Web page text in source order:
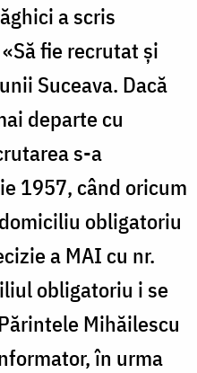
a scris
fie recrutat și
Suceava. Dacă
departe cu
s-a
1957, când oricum
obligatoriu
a MAI cu nr.
obligatoriu i se
Mihăilescu
în urma